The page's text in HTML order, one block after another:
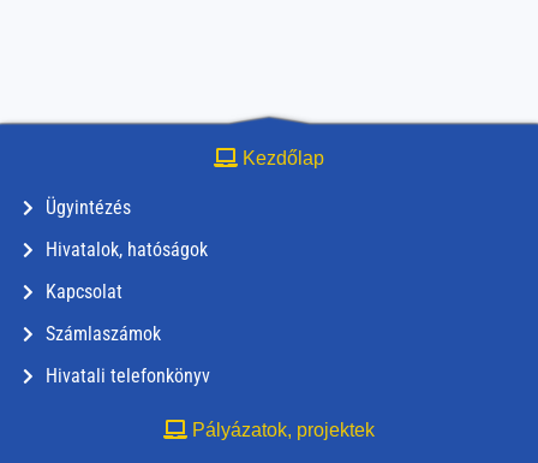
Kezdőlap
Ügyintézés
Hivatalok, hatóságok
Kapcsolat
Számlaszámok
Hivatali telefonkönyv
Pályázatok, projektek